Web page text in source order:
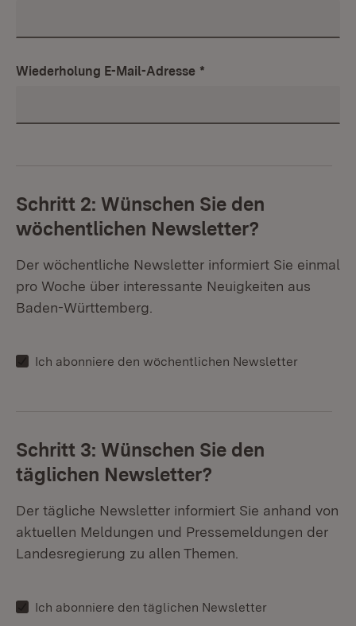
Wiederholung E-Mail-Adresse *
Schritt 2: Wünschen Sie den
wöchentlichen Newsletter?
Der wöchentliche Newsletter informiert Sie einmal
pro Woche über interessante Neuigkeiten aus
Baden-Württemberg.
Ich abonniere den wöchentlichen Newsletter
Schritt 3: Wünschen Sie den
täglichen Newsletter?
Der tägliche Newsletter informiert Sie anhand von
aktuellen Meldungen und Pressemeldungen der
Landesregierung zu allen Themen.
Ich abonniere den täglichen Newsletter